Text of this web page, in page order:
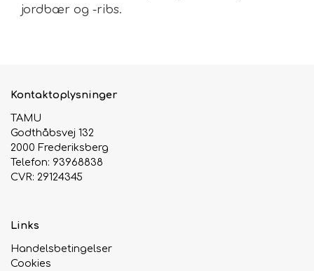
jordbær og -ribs.
Kontaktoplysninger
TAMU
Godthåbsvej 132
2000 Frederiksberg
Telefon: 93968838
CVR: 29124345
Links
Handelsbetingelser
Cookies